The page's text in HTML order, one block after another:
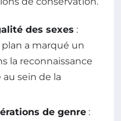
des sexes :
a marqué un
la reconnaissance
sein de la
de genre :